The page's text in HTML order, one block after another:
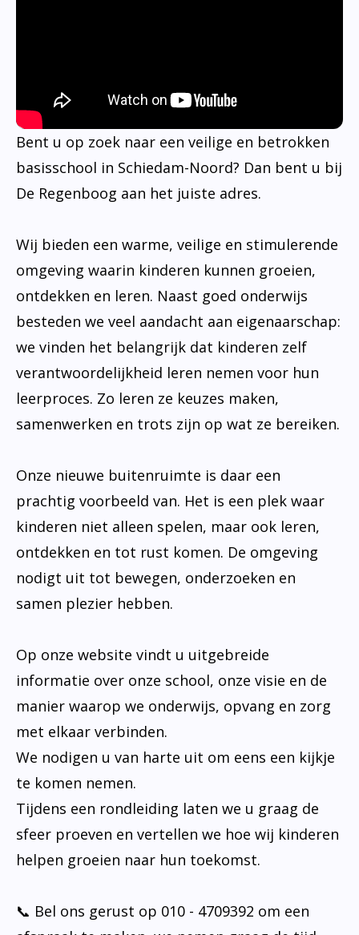
Bent u op zoek naar een veilige en betrokken
basisschool in Schiedam-Noord? Dan bent u bij
De Regenboog aan het juiste adres.
Wij bieden een warme, veilige en stimulerende
omgeving waarin kinderen kunnen groeien,
ontdekken en leren. Naast goed onderwijs
besteden we veel aandacht aan eigenaarschap:
we vinden het belangrijk dat kinderen zelf
verantwoordelijkheid leren nemen voor hun
leerproces. Zo leren ze keuzes maken,
samenwerken en trots zijn op wat ze bereiken.
Onze nieuwe buitenruimte is daar een
prachtig voorbeeld van. Het is een plek waar
kinderen niet alleen spelen, maar ook leren,
ontdekken en tot rust komen. De omgeving
nodigt uit tot bewegen, onderzoeken en
samen plezier hebben.
Op onze website vindt u uitgebreide
informatie over onze school, onze visie en de
manier waarop we onderwijs, opvang en zorg
met elkaar verbinden.
We nodigen u van harte uit om eens een kijkje
te komen nemen.
Tijdens een rondleiding laten we u graag de
sfeer proeven en vertellen we hoe wij kinderen
helpen groeien naar hun toekomst.
📞 Bel ons gerust op 010 - 4709392 om een